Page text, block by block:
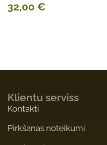
32,00 €
Klientu serviss
Kontakti
Pirkšanas noteikumi